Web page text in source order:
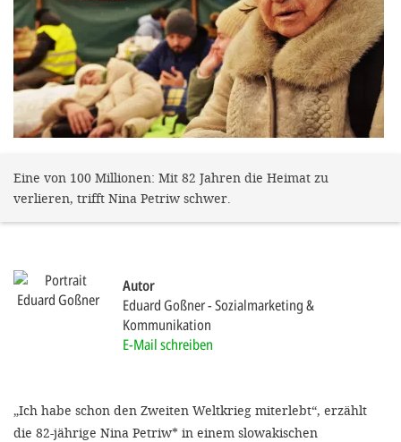
Eine von 100 Millionen: Mit 82 Jahren die Heimat zu
verlieren, trifft Nina Petriw schwer.
Autor
Eduard Goßner Sozialmarketing &
Kommunikation
E-Mail schreiben
„Ich habe schon den Zweiten Weltkrieg miterlebt“, erzählt
die 82-jährige Nina Petriw* in einem slowakischen
und
unsere
gewinnen.
Impressum